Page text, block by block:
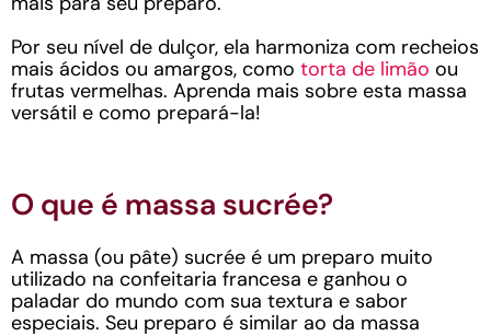
Por seu nível de dulçor, ela harmoniza com recheios
mais ácidos ou amargos, como torta de limão ou
frutas vermelhas. Aprenda mais sobre esta massa
versátil e como prepará-la!
O que é massa sucrée?
A massa (ou pâte) sucrée é um preparo muito
utilizado na confeitaria francesa e ganhou o
paladar do mundo com sua textura e sabor
especiais. Seu preparo é similar ao da massa